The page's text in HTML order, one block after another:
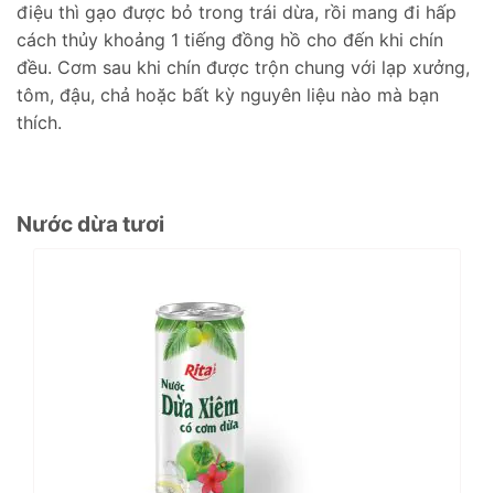
điệu thì gạo được bỏ trong trái dừa, rồi mang đi hấp
cách thủy khoảng 1 tiếng đồng hồ cho đến khi chín
đều. Cơm sau khi chín được trộn chung với lạp xưởng,
tôm, đậu, chả hoặc bất kỳ nguyên liệu nào mà bạn
thích.
Nước dừa tươi